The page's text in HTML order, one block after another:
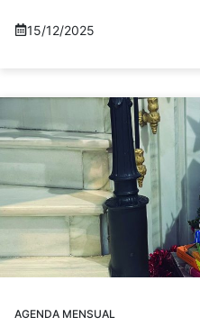
15/12/2025
AGENDA MENSUAL